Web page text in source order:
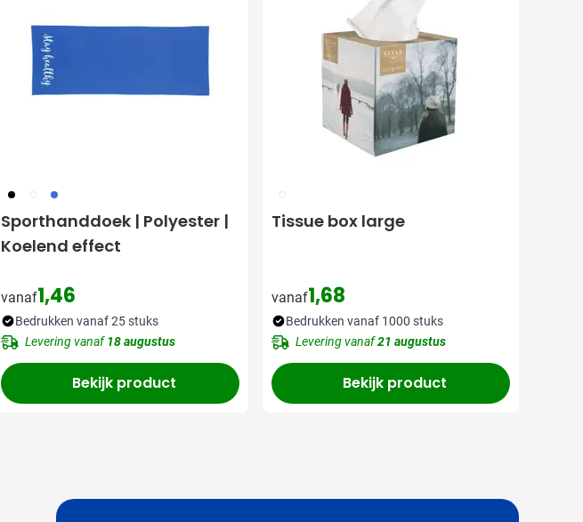
001 002 948
Sporthanddoek | Polyester |
Koelend effect
vanaf1,46
Bedrukken vanaf 25 stuks
Levering vanaf18 augustus
Bekijk product
002
Tissue box large
vanaf1,68
Bedrukken vanaf 1000 stuks
Levering vanaf21 augustus
Bekijk product